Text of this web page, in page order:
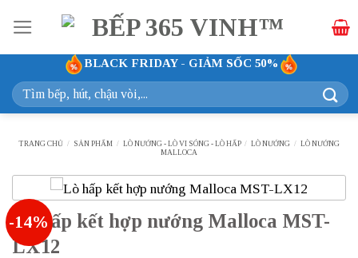
qua
nội
dung
BLACK FRIDAY - GIẢM SỐC 50%
Tìm
kiếm:
TRANG CHỦ / SẢN PHẨM / LÒ NƯỚNG - LÒ VI SÓNG - LÒ HẤP / LÒ NƯỚNG / LÒ NƯỚNG
MALLOCA
-14%
Lò hấp kết hợp nướng Malloca MST-
LX12